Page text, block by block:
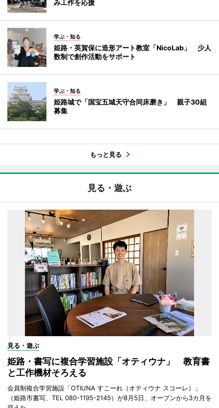
み工作を応援
学ぶ・知る
姫路・英賀保に造形アート教室「NicoLab」 少人
数制で創作活動をサポート
学ぶ・知る
姫路城で「国宝五城天守合同床磨き」 親子30組
募集
もっと見る
見る・遊ぶ
見る・遊ぶ
姫路・書写に複合学習施設「オティウナ」 教育書
と工作機材そろえる
会員制複合学習施設「OTIUNA すこーれ（オティウナ スコーレ）」
（姫路市書写、TEL 080-1195-2145）が8月5日、オープンから3カ月を